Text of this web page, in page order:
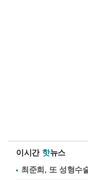
이시간 핫뉴스
최준희, 또 성형수